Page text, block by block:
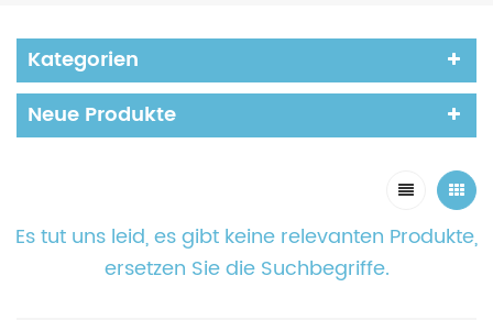
Kategorien
Neue Produkte
Es tut uns leid, es gibt keine relevanten Produkte,
ersetzen Sie die Suchbegriffe.